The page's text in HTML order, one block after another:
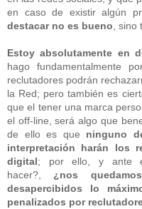
en caso de existir algún
destacar no es bueno ,
Estoy absolutamente en
hago fundamentalmente
reclutadores podrán
la Red; pero también es
que el tener una marca
el off-line, será algo que
de ello es que ninguno
interpretación harán los
digital; por ello, y ante
hacer?, ¿nos
desapercibidos lo
penalizados por